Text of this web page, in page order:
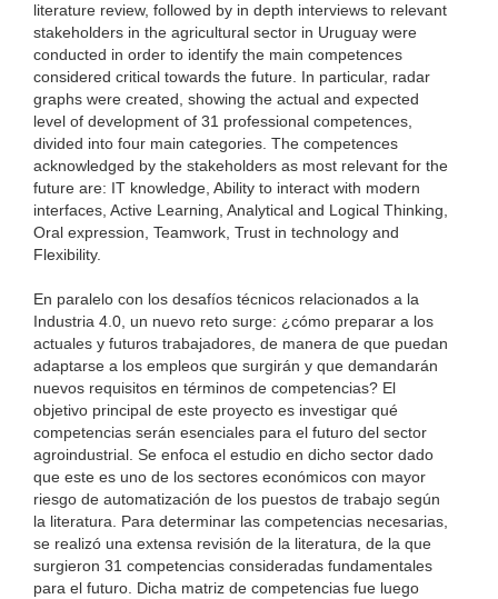
literature review, followed by in depth interviews to relevant
stakeholders in the agricultural sector in Uruguay were
conducted in order to identify the main competences
considered critical towards the future. In particular, radar
graphs were created, showing the actual and expected
level of development of 31 professional competences,
divided into four main categories. The competences
acknowledged by the stakeholders as most relevant for the
future are: IT knowledge, Ability to interact with modern
interfaces, Active Learning, Analytical and Logical Thinking,
Oral expression, Teamwork, Trust in technology and
Flexibility.
En paralelo con los desafíos técnicos relacionados a la
Industria 4.0, un nuevo reto surge: ¿cómo preparar a los
actuales y futuros trabajadores, de manera de que puedan
adaptarse a los empleos que surgirán y que demandarán
nuevos requisitos en términos de competencias? El
objetivo principal de este proyecto es investigar qué
competencias serán esenciales para el futuro del sector
agroindustrial. Se enfoca el estudio en dicho sector dado
que este es uno de los sectores económicos con mayor
riesgo de automatización de los puestos de trabajo según
la literatura. Para determinar las competencias necesarias,
se realizó una extensa revisión de la literatura, de la que
surgieron 31 competencias consideradas fundamentales
para el futuro. Dicha matriz de competencias fue luego